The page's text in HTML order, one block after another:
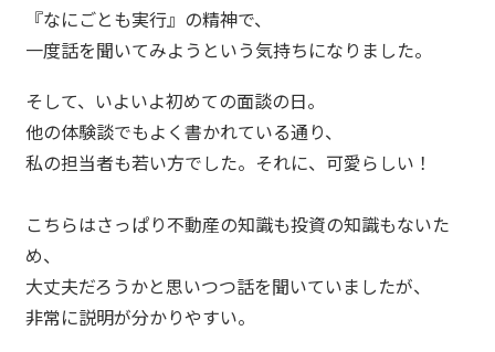
『なにごとも実行』の精神で、
一度話を聞いてみようという気持ちになりました。
そして、いよいよ初めての面談の日。
他の体験談でもよく書かれている通り、
私の担当者も若い方でした。それに、可愛らしい！
こちらはさっぱり不動産の知識も投資の知識もないた
め、
大丈夫だろうかと思いつつ話を聞いていましたが、
非常に説明が分かりやすい。